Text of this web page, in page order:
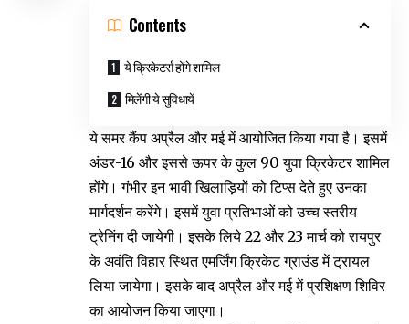
Contents
ये क्रिकेटर्स होंगे शामिल
मिलेंगी ये सुविधायें
ये समर कैंप अप्रैल और मई में आयोजित किया गया है। इसमें
अंडर-16 और इससे ऊपर के कुल 90 युवा क्रिकेटर शामिल
होंगे। गंभीर इन भावी खिलाड़ियों को टिप्स देते हुए उनका
मार्गदर्शन करेंगे। इसमें युवा प्रतिभाओं को उच्च स्तरीय
ट्रेनिंग दी जायेगी। इसके लिये 22 और 23 मार्च को रायपुर
के अवंति विहार स्थित एमर्जिंग क्रिकेट ग्राउंड में ट्रायल
लिया जायेगा। इसके बाद अप्रैल और मई में प्रशिक्षण शिविर
का आयोजन किया जाएगा।